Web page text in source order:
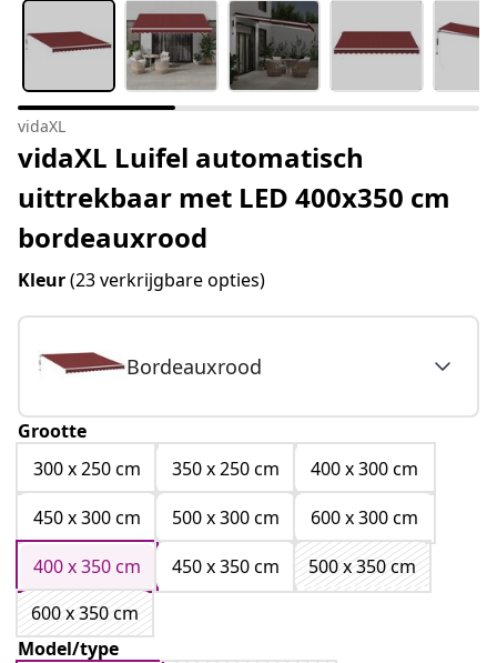
vidaXL
vidaXL Luifel automatisch
uittrekbaar met LED 400x350 cm
bordeauxrood
Kleur(23 verkrijgbare opties)
Bordeauxrood
Grootte
300 x 250 cm
350 x 250 cm
400 x 300 cm
450 x 300 cm
500 x 300 cm
600 x 300 cm
400 x 350 cm
450 x 350 cm
500 x 350 cm
600 x 350 cm
Model/type